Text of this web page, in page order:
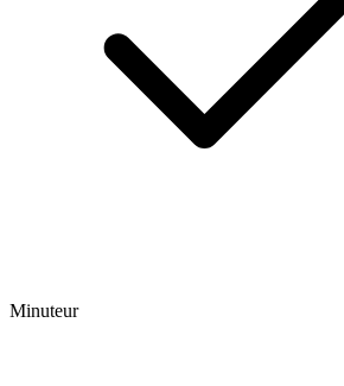
Minuteur